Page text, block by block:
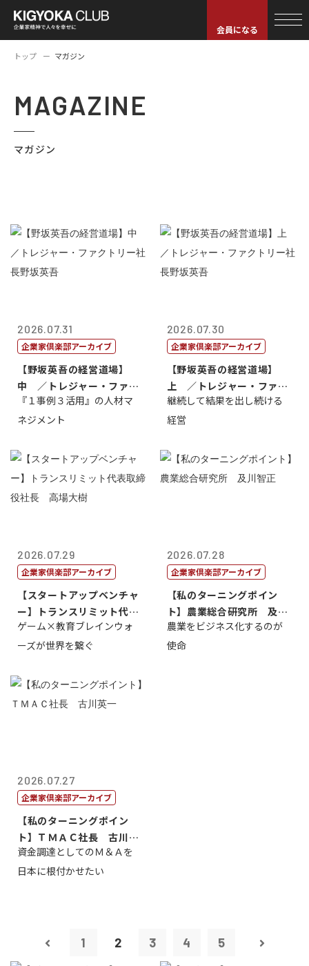
会員になる
トップ マガジン
MAGAZINE
マガジン
2026.07.31
企業家倶楽部アーカイブ
【野坂英吾の経営道場】
中 ／トレジャー・ファク
トリー社長野坂...
『１事例３活用』の人材マ
ネジメント
2026.07.30
企業家倶楽部アーカイブ
【野坂英吾の経営道場】
上 ／トレジャー・ファク
トリー社長野坂...
継続して結果を出し続ける
経営
2026.07.29
企業家倶楽部アーカイブ
【スタートアップベンチャ
ー】トランスリミット代表
取締役社長 ...
ゲーム×教育ブレインウォ
ーズが世界を繋ぐ
2026.07.28
企業家倶楽部アーカイブ
【私のターニングポイン
ト】農業総合研究所 及川
智正
農業をビジネス化するのが
使命
2026.07.27
企業家倶楽部アーカイブ
【私のターニングポイン
ト】ＴＭＡＣ社長 古川英
一
資金調達としてのＭ＆Ａを
日本に根付かせたい
1 2 3 4 5